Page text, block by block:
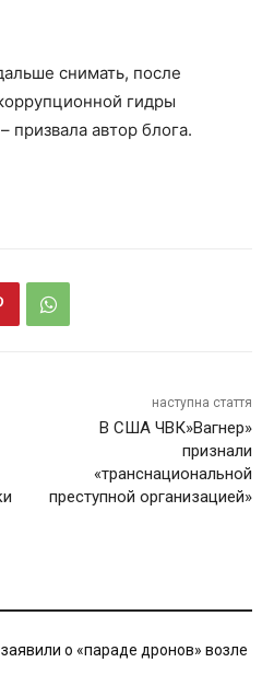
снимать, после
гидры
призвала автор блога.
наступна стаття
В США ЧВК»Вагнер»
признали
«транснациональной
преступной организацией»
о «параде дронов» возле